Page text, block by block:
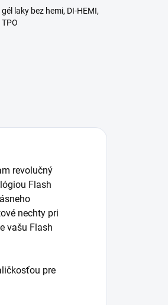
gél laky bez hemi, DI-HEMI,
TPO
revolučný
Flash
nechty pri
vašu Flash
pre